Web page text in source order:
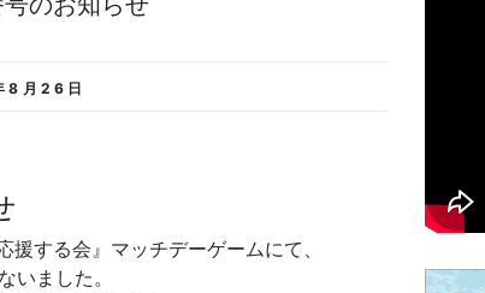
8月26日
する会』マッチデーゲームにて、
いました。